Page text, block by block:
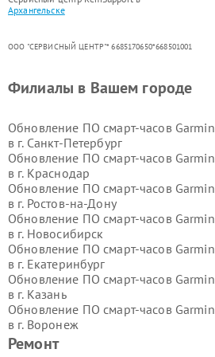
Архангельске
ООО "СЕРВИСНЫЙ ЦЕНТР"* 6685170650*668501001
Ремонт
Филиалы в Вашем городе
Обновление ПО смарт-часов Garmin
в г. Санкт-Петербург
Обновление ПО смарт-часов Garmin
в г. Краснодар
Обновление ПО смарт-часов Garmin
в г. Ростов-на-Дону
Обновление ПО смарт-часов Garmin
в г. Новосибирск
Обновление ПО смарт-часов Garmin
в г. Екатеринбург
Обновление ПО смарт-часов Garmin
в г. Казань
Обновление ПО смарт-часов Garmin
в г. Воронеж
Обновление ПО смарт-часов Garmin